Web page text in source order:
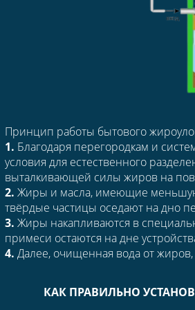
Принцип работы бытового
1. Благодаря перегородкам и
условия для естественного
выталкивающей силы жиров на
2. Жиры и масла, имеющие
твёрдые частицы оседают на дно
3. Жиры накапливаются в
примеси остаются на дне
4. Далее, очищенная вода от
КАК ПРАВИЛЬНО